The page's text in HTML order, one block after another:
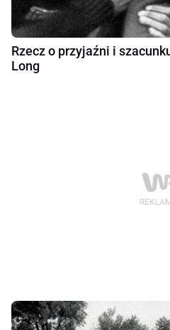
Rzecz o przyjaźni i
Long